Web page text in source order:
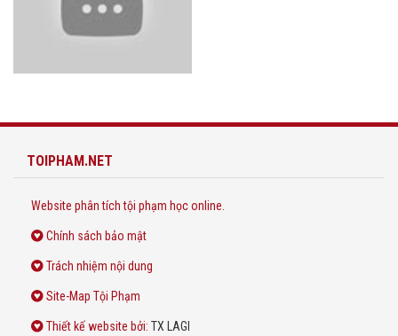
TOIPHAM.NET
Website phân tích tội phạm học online.
Chính sách bảo mật
Trách nhiệm nội dung
Site-Map Tội Phạm
Thiết kế website bởi: TX LAGI